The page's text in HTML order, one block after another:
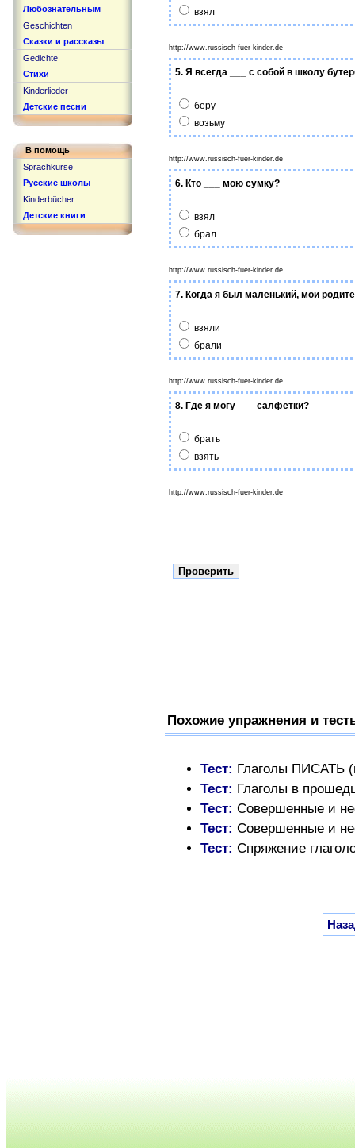
взял
http://www.russisch-fuer-kinder.de
5. Я всегда ___ с собой в школу
беру
возьму
http://www.russisch-fuer-kinder.de
6. Кто ___ мою сумку?
взял
брал
http://www.russisch-fuer-kinder.de
7. Когда я был маленький, мои
взяли
брали
http://www.russisch-fuer-kinder.de
8. Где я могу ___ салфетки?
брать
взять
http://www.russisch-fuer-kinder.de
Похожие упражнения и
Тест: Глаголы ПИСАТЬ
Тест: Глаголы в
Тест: Совершенные и
Тест: Совершенные и
Тест: Спряжение
Любознательным
Geschichten
Сказки и рассказы
Gedichte
Стихи
Kinderlieder
Детские песни
В помощь
Sprachkurse
Русские школы
Kinderbücher
Детские книги